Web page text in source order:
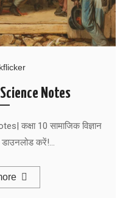
Notes
कक्षा 10 सामाजिक विज्ञान
करें!…